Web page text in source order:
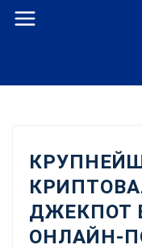
Перейти
ДЖЕКПОТ
ОНЛАЙН-